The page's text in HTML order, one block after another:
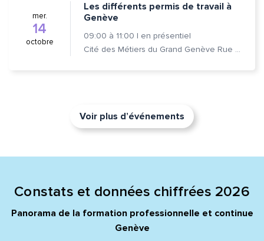
mer.
14
octobre
Les différents permis de travail à
Genève
09:00 à 11:00 | en présentiel
Cité des Métiers du Grand Genève Rue Prévost-Martin 6 1205 Genève
Voir plus d’événements
Constats et données chiffrées 2026
Panorama de la formation professionnelle et continue
Genève